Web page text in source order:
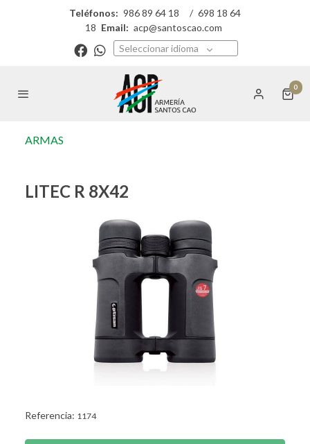
Teléfonos: 986 89 64 18 / 698 18 64
18 Email: acp@santoscao.com
Seleccionar idioma
0
ARMAS
LITEC R 8X42
Referencia: 1174